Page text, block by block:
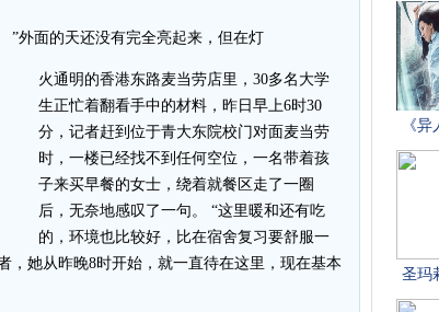
外面的天还没有完全亮起来，但在灯
火通明的香港东路麦当劳店里，30多名大学
生正忙着翻看手中的材料，昨日早上6时30
分，记者赶到位于青大东院校门对面麦当劳
时，一楼已经找不到任何空位，一名带着孩
子来买早餐的女士，绕着就餐区走了一圈
后，无奈地感叹了一句。 “这里暖和还有吃
的，环境也比较好，比在宿舍复习要舒服一
，她从昨晚8时开始，就一直待在这里，现在基本